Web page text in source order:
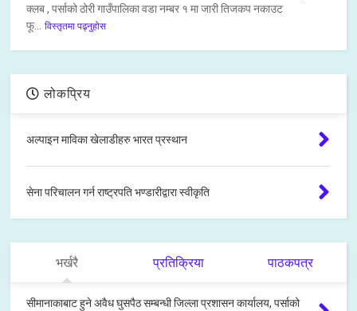
क्लब , पर्साको ठोरी गाउँपालिका वडा नम्बर १ मा जारी तिजकप नकाउट
फू...
विस्तृतमा पढ्नुहोस
लोकप्रिय
अल्पाइन माविका खेलाडीहरु भारत प्रस्थान
सेना परिचालन गर्न राष्ट्रपति भण्डारीद्वारा स्वीकृति
भर्खरै प्रतिक्रिया पाठकपत्र
सीमानाकाबाट हुने अवैध घुसपैठ सम्बन्धी जिल्ला प्रशासन कार्यालय, पर्साको